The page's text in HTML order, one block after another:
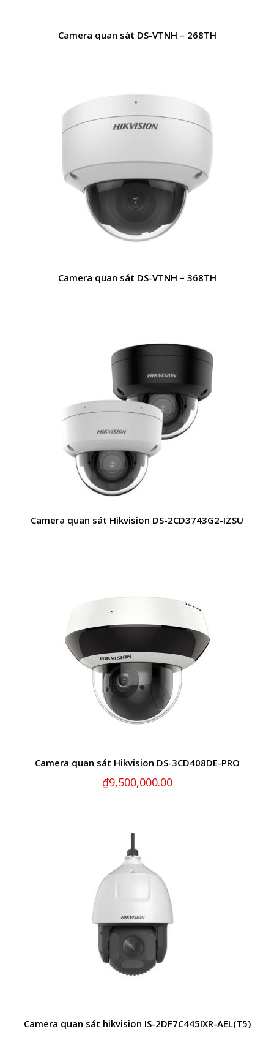
Camera quan sát DS-VTNH – 268TH
Camera quan sát DS-VTNH – 368TH
Camera quan sát Hikvision DS-2CD3743G2-IZSU
Camera quan sát Hikvision DS-3CD408DE-PRO
₫9,500,000.00
Camera quan sát hikvision IS-2DF7C445IXR-AEL(T5)